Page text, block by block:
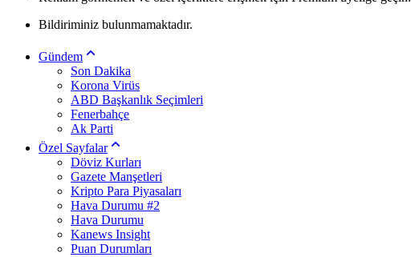
Bildiriminiz bulunmamaktadır.
Gündem
Son Dakika
Korona Virüs
ABD Başkanlık Seçimleri
Fenerbahçe
Ak Parti
Özel Sayfalar
Döviz Kurları
Gazete Manşetleri
Kripto Para Piyasaları
Hava Durumu #2
Hava Durumu
Kanews Insight
Puan Durumları